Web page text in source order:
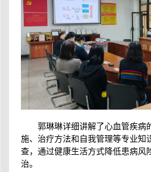
郭琳琳详细讲解了心血管疾病
施、治疗方法和自我管理等专业知
查， 通过健康生活方式降低患病风
治。